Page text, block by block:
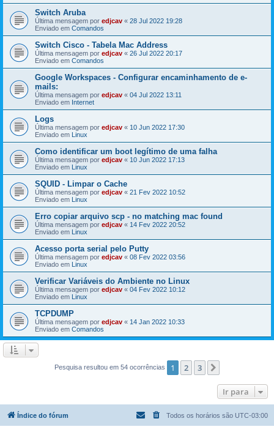
Switch Aruba
Última mensagem por edjcav « 28 Jul 2022 19:28
Enviado em Comandos
Switch Cisco - Tabela Mac Address
Última mensagem por edjcav « 26 Jul 2022 20:17
Enviado em Comandos
Google Workspaces - Configurar encaminhamento de e-
mails:
Última mensagem por edjcav « 04 Jul 2022 13:11
Enviado em Internet
Logs
Última mensagem por edjcav « 10 Jun 2022 17:30
Enviado em Linux
Como identificar um boot legítimo de uma falha
Última mensagem por edjcav « 10 Jun 2022 17:13
Enviado em Linux
SQUID - Limpar o Cache
Última mensagem por edjcav « 21 Fev 2022 10:52
Enviado em Linux
Erro copiar arquivo scp - no matching mac found
Última mensagem por edjcav « 14 Fev 2022 20:52
Enviado em Linux
Acesso porta serial pelo Putty
Última mensagem por edjcav « 08 Fev 2022 03:56
Enviado em Linux
Verificar Variáveis do Ambiente no Linux
Última mensagem por edjcav « 04 Fev 2022 10:12
Enviado em Linux
TCPDUMP
Última mensagem por edjcav « 14 Jan 2022 10:33
Enviado em Comandos
Pesquisa resultou em 54 ocorrências 1 2 3
Ir para
Índice do fórum Todos os horários são UTC-03:00